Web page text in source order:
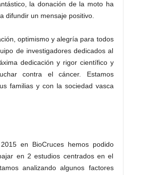
la donación de la moto ha
difundir un mensaje positivo.
optimismo y alegría para todos
de investigadores dedicados al
dedicación y rigor científico y
contra el cáncer. Estamos
familias y con la sociedad vasca
en BioCruces hemos podido
en 2 estudios centrados en el
analizando algunos factores